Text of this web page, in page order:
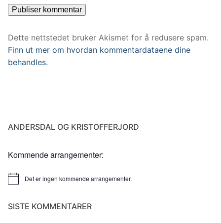
Dette nettstedet bruker Akismet for å redusere spam.
Finn ut mer om hvordan kommentardataene dine
behandles.
ANDERSDAL OG KRISTOFFERJORD
Kommende arrangementer:
MerknadDet er ingen kommende arrangementer.
SISTE KOMMENTARER